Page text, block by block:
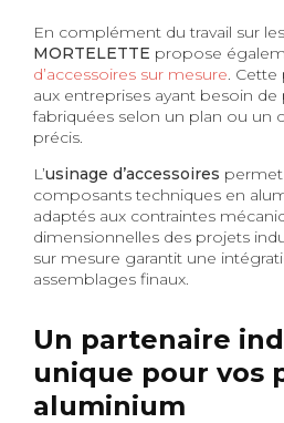
En complément du travail sur
MORTELETTE propose
d’accessoires sur mesure. Cette
aux entreprises ayant besoin de
fabriquées selon un plan ou un
précis.
L’usinage d’accessoires
composants techniques en
adaptés aux contraintes
dimensionnelles des projets
sur mesure garantit une
assemblages finaux.
Un partenaire
unique pour vos
aluminium